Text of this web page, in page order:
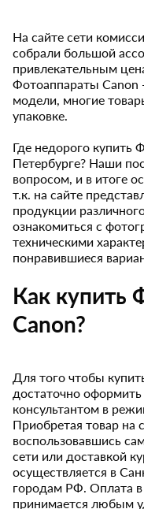
На сайте сети
собрали большой
привлекательным
Фотоаппараты Canon
модели, многие
упаковке.
Где недорого купить
Петербурге? Наши
вопросом, и в итоге
т.к. на сайте
продукции
ознакомиться с
техническими
понравившиеся
Как купить
Canon?
Для того чтобы
достаточно оформить
консультантом в
Приобретая товар на
воспользовавшись
сети или доставкой
осуществляется в
городам РФ. Оплата
принимается любым